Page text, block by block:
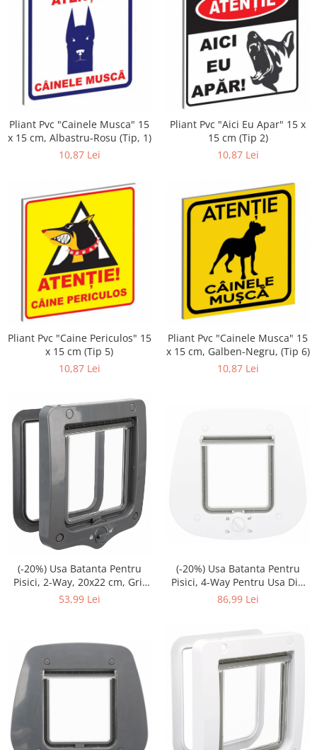
Pliant Pvc "Cainele Musca" 15
x 15 cm, Albastru-Rosu (Tip, 1)
10,87 Lei
Pliant Pvc "Aici Eu Apar" 15 x
15 cm (Tip 2)
10,87 Lei
Pliant Pvc "Caine Periculos" 15
x 15 cm (Tip 5)
10,87 Lei
Pliant Pvc "Cainele Musca" 15
x 15 cm, Galben-Negru, (Tip 6)
10,87 Lei
(-20%) Usa Batanta Pentru
Pisici, 2-Way, 20x22 cm, Gri,
44202
53,99 Lei
(-20%) Usa Batanta Pentru
Pisici, 4-Way Pentru Usa Din
Sticla, 27x26 cm, Alb, 44221
86,99 Lei